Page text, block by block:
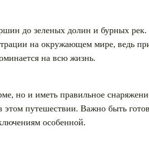
до зеленых долин и бурных рек.
на окружающем мире, ведь
на всю жизнь.
но и иметь правильное
этом путешествии. Важно быть
особенной.